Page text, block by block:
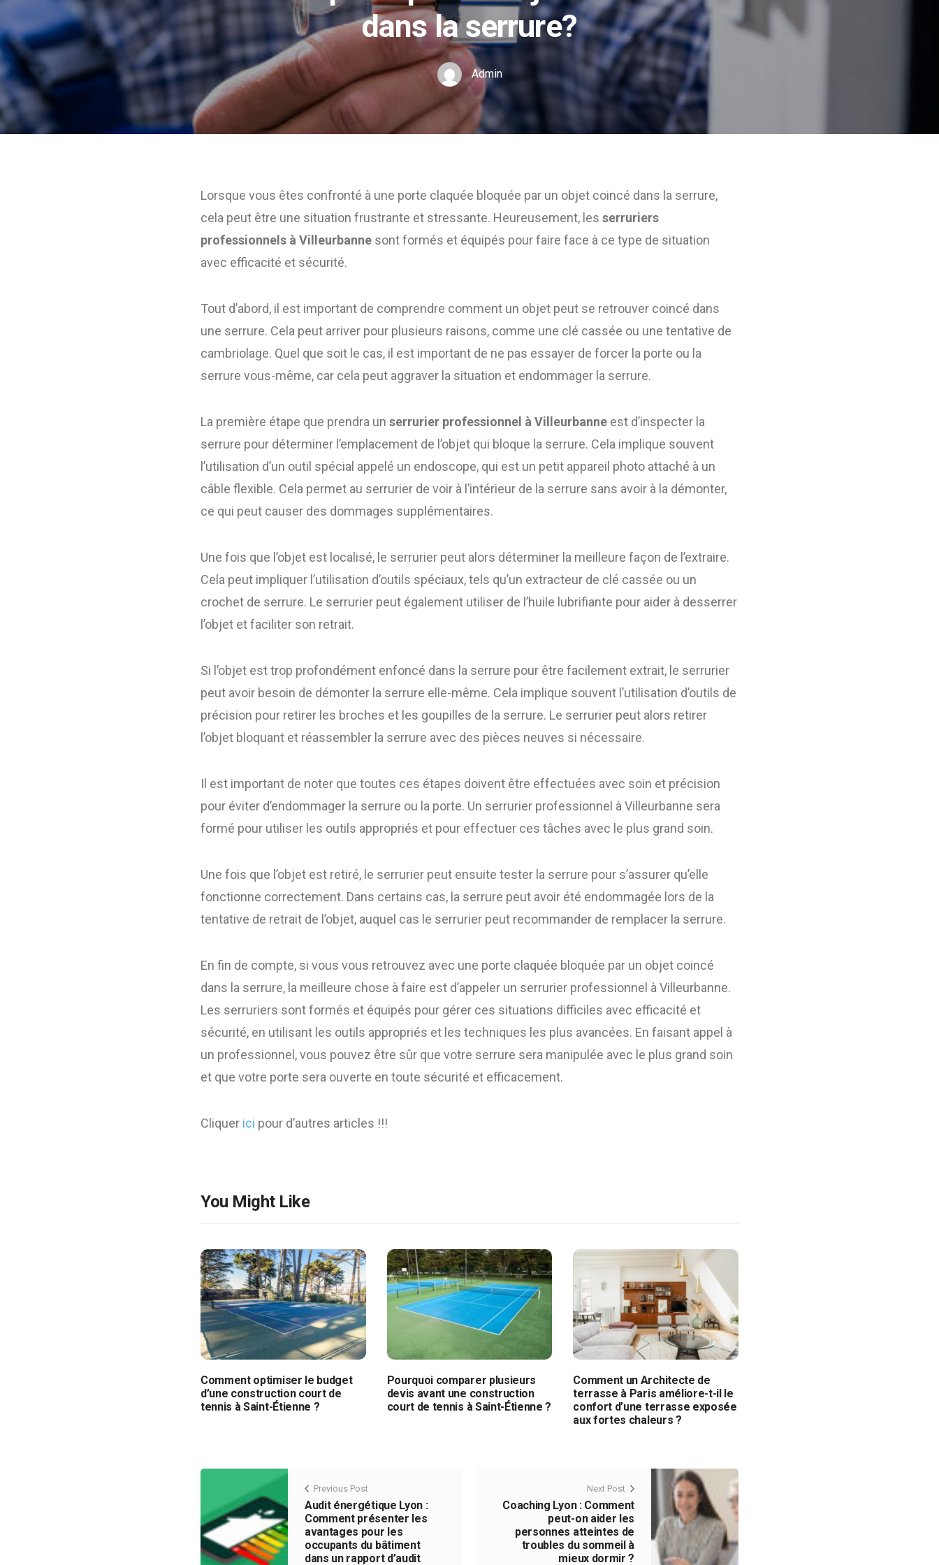
dans la serrure?
Admin
Lorsque vous êtes confronté à une porte claquée bloquée par un objet coincé dans la serrure,
cela peut être une situation frustrante et stressante. Heureusement, les serruriers
professionnels à Villeurbanne sont formés et équipés pour faire face à ce type de situation
avec efficacité et sécurité.
Tout d’abord, il est important de comprendre comment un objet peut se retrouver coincé dans
une serrure. Cela peut arriver pour plusieurs raisons, comme une clé cassée ou une tentative de
cambriolage. Quel que soit le cas, il est important de ne pas essayer de forcer la porte ou la
serrure vous-même, car cela peut aggraver la situation et endommager la serrure.
La première étape que prendra un serrurier professionnel à Villeurbanne est d’inspecter la
serrure pour déterminer l’emplacement de l’objet qui bloque la serrure. Cela implique souvent
l’utilisation d’un outil spécial appelé un endoscope, qui est un petit appareil photo attaché à un
câble flexible. Cela permet au serrurier de voir à l’intérieur de la serrure sans avoir à la démonter,
ce qui peut causer des dommages supplémentaires.
Une fois que l’objet est localisé, le serrurier peut alors déterminer la meilleure façon de l’extraire.
Cela peut impliquer l’utilisation d’outils spéciaux, tels qu’un extracteur de clé cassée ou un
crochet de serrure. Le serrurier peut également utiliser de l’huile lubrifiante pour aider à desserrer
l’objet et faciliter son retrait.
Si l’objet est trop profondément enfoncé dans la serrure pour être facilement extrait, le serrurier
peut avoir besoin de démonter la serrure elle-même. Cela implique souvent l’utilisation d’outils de
précision pour retirer les broches et les goupilles de la serrure. Le serrurier peut alors retirer
l’objet bloquant et réassembler la serrure avec des pièces neuves si nécessaire.
Il est important de noter que toutes ces étapes doivent être effectuées avec soin et précision
pour éviter d’endommager la serrure ou la porte. Un serrurier professionnel à Villeurbanne sera
formé pour utiliser les outils appropriés et pour effectuer ces tâches avec le plus grand soin.
Une fois que l’objet est retiré, le serrurier peut ensuite tester la serrure pour s’assurer qu’elle
fonctionne correctement. Dans certains cas, la serrure peut avoir été endommagée lors de la
tentative de retrait de l’objet, auquel cas le serrurier peut recommander de remplacer la serrure.
En fin de compte, si vous vous retrouvez avec une porte claquée bloquée par un objet coincé
dans la serrure, la meilleure chose à faire est d’appeler un serrurier professionnel à Villeurbanne.
Les serruriers sont formés et équipés pour gérer ces situations difficiles avec efficacité et
sécurité, en utilisant les outils appropriés et les techniques les plus avancées. En faisant appel à
un professionnel, vous pouvez être sûr que votre serrure sera manipulée avec le plus grand soin
et que votre porte sera ouverte en toute sécurité et efficacement.
Cliquer ici pour d’autres articles !!!
You Might Like
Comment optimiser le budget
d’une construction court de
tennis à Saint-Étienne ?
Pourquoi comparer plusieurs
devis avant une construction
court de tennis à Saint-Étienne ?
Comment un Architecte de
terrasse à Paris améliore-t-il le
confort d’une terrasse exposée
aux fortes chaleurs ?
Previous Post
Audit énergétique Lyon :
Comment présenter les
avantages pour les
occupants du bâtiment
dans un rapport d’audit
Next Post
Coaching Lyon : Comment
peut-on aider les
personnes atteintes de
troubles du sommeil à
mieux dormir ?